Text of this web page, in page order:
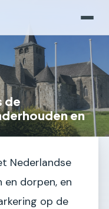
de
en
Nederlandse
en dorpen, en
op de